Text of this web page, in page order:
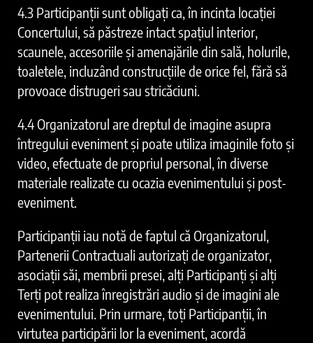
4.3 Participanţii sunt obligaţi ca, în incinta locației
Concertului, să păstreze intact spațiul interior,
scaunele, accesoriile și amenajările din sală, holurile,
toaletele, incluzând construcţiile de orice fel, fără să
provoace distrugeri sau stricăciuni.
4.4 Organizatorul are dreptul de imagine asupra
întregului eveniment și poate utiliza imaginile foto și
video, efectuate de propriul personal, în diverse
materiale realizate cu ocazia evenimentului și post-
eveniment.
Participanții iau notă de faptul că Organizatorul,
Partenerii Contractuali autorizați de organizator,
asociații săi, membrii presei, alți Participanți și alți
Terți pot realiza înregistrări audio și de imagini ale
evenimentului. Prin urmare, toți Participanții, în
virtutea participării lor la eveniment, acordă